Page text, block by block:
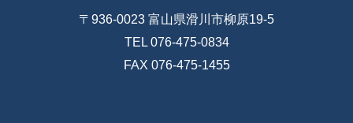
〒936-0023 富山県滑川市柳原19-5
TEL 076-475-0834
FAX 076-475-1455